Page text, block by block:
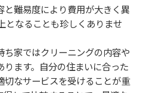
難易度により費用が大きく異
となることも珍しくありませ
家ではクリーニングの内容や
ます。自分の住まいに合った
切なサービスを受けることが重